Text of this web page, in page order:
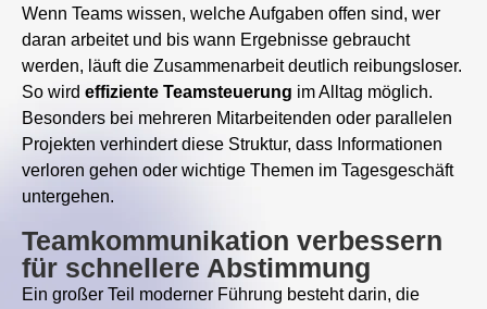
Wenn Teams wissen, welche Aufgaben offen sind, wer
daran arbeitet und bis wann Ergebnisse gebraucht
werden, läuft die Zusammenarbeit deutlich reibungsloser.
So wird effiziente Teamsteuerung im Alltag möglich.
Besonders bei mehreren Mitarbeitenden oder parallelen
Projekten verhindert diese Struktur, dass Informationen
verloren gehen oder wichtige Themen im Tagesgeschäft
untergehen.
Teamkommunikation verbessern
für schnellere Abstimmung
Ein großer Teil moderner Führung besteht darin, die